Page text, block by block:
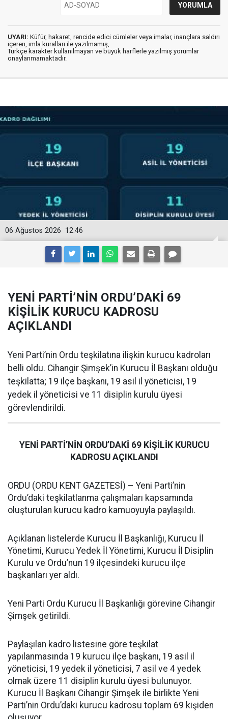
UYARI: Küfür, hakaret, rencide edici cümleler veya imalar, inançlara saldırı
içeren, imla kuralları ile yazılmamış,
Türkçe karakter kullanılmayan ve büyük harflerle yazılmış yorumlar
onaylanmamaktadır.
12:46
06 Ağustos 2026
YENİ PARTİ’NİN ORDU’DAKİ 69
KİŞİLİK KURUCU KADROSU
AÇIKLANDI
Yeni Parti’nin Ordu teşkilatına ilişkin kurucu kadroları
belli oldu. Cihangir Şimşek’in Kurucu İl Başkanı olduğu
teşkilatta; 19 ilçe başkanı, 19 asil il yöneticisi, 19
yedek il yöneticisi ve 11 disiplin kurulu üyesi
görevlendirildi.
YENİ PARTİ’NİN ORDU’DAKİ 69 KİŞİLİK KURUCU
KADROSU AÇIKLANDI
ORDU (ORDU KENT GAZETESİ) – Yeni Parti’nin
Ordu’daki teşkilatlanma çalışmaları kapsamında
oluşturulan kurucu kadro kamuoyuyla paylaşıldı.
Açıklanan listelerde Kurucu İl Başkanlığı, Kurucu İl
Yönetimi, Kurucu Yedek İl Yönetimi, Kurucu İl Disiplin
Kurulu ve Ordu’nun 19 ilçesindeki kurucu ilçe
başkanları yer aldı.
Yeni Parti Ordu Kurucu İl Başkanlığı görevine Cihangir
Şimşek getirildi.
Paylaşılan kadro listesine göre teşkilat
yapılanmasında 19 kurucu ilçe başkanı, 19 asil il
yöneticisi, 19 yedek il yöneticisi, 7 asil ve 4 yedek
olmak üzere 11 disiplin kurulu üyesi bulunuyor.
Kurucu İl Başkanı Cihangir Şimşek ile birlikte Yeni
Parti’nin Ordu’daki kurucu kadrosu toplam 69 kişiden